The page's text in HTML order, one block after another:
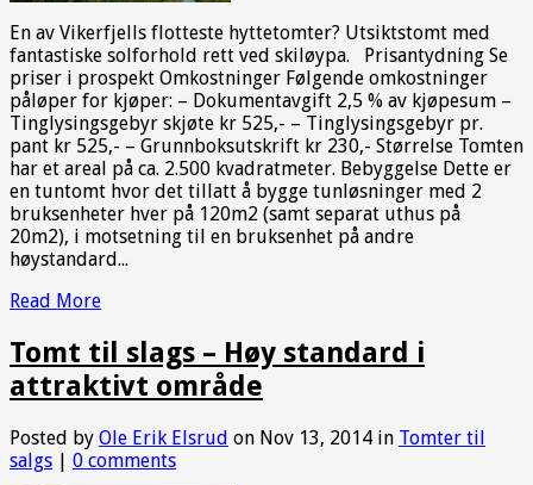
En av Vikerfjells flotteste hyttetomter? Utsiktstomt med
fantastiske solforhold rett ved skiløypa. Prisantydning Se
priser i prospekt Omkostninger Følgende omkostninger
påløper for kjøper: – Dokumentavgift 2,5 % av kjøpesum –
Tinglysingsgebyr skjøte kr 525,- – Tinglysingsgebyr pr.
pant kr 525,- – Grunnboksutskrift kr 230,- Størrelse Tomten
har et areal på ca. 2.500 kvadratmeter. Bebyggelse Dette er
en tuntomt hvor det tillatt å bygge tunløsninger med 2
bruksenheter hver på 120m2 (samt separat uthus på
20m2), i motsetning til en bruksenhet på andre
høystandard...
Read More
Tomt til slags – Høy standard i
attraktivt område
Posted by Ole Erik Elsrud on Nov 13, 2014 in Tomter til
salgs
0 comments